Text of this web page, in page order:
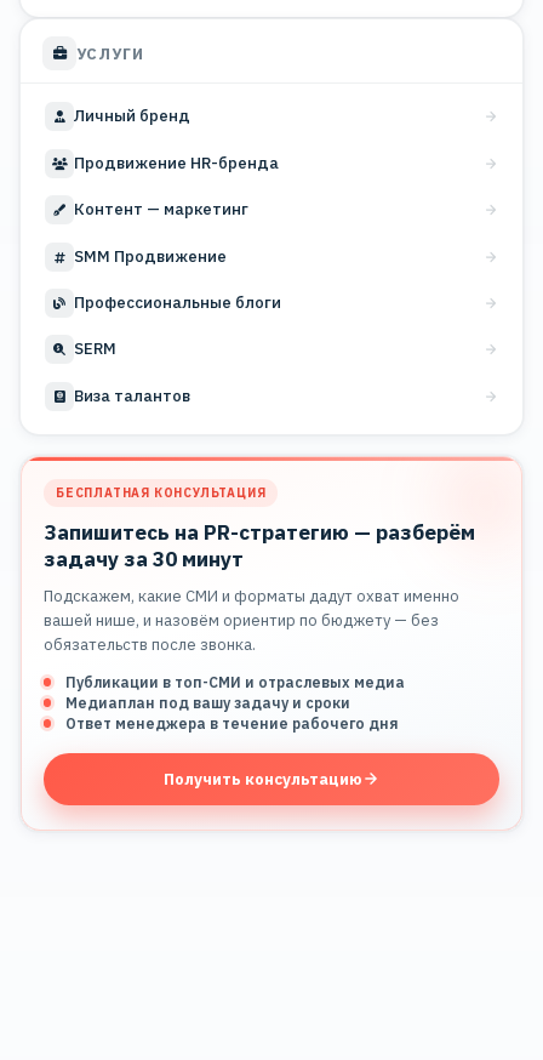
УСЛУГИ
Личный бренд
Продвижение HR-бренда
Контент — маркетинг
SMM Продвижение
Профессиональные блоги
SERM
Виза талантов
БЕСПЛАТНАЯ КОНСУЛЬТАЦИЯ
Запишитесь на PR-стратегию — разберём
задачу за 30 минут
Подскажем, какие СМИ и форматы дадут охват именно
вашей нише, и назовём ориентир по бюджету — без
обязательств после звонка.
Публикации в топ-СМИ и отраслевых медиа
Медиаплан под вашу задачу и сроки
Ответ менеджера в течение рабочего дня
Получить консультацию